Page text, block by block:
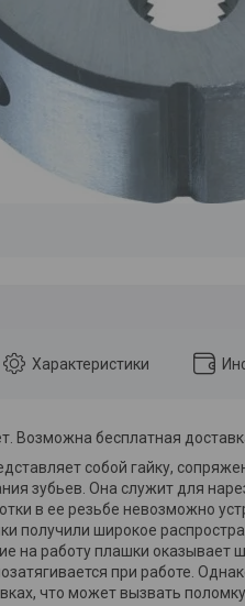
Характеристики
Возможна бесплатная
собой гайку,
зубьев. Она служит для
в ее резьбе невозможно
получили широкое
на работу плашки оказывает
при работе.
что может вызвать